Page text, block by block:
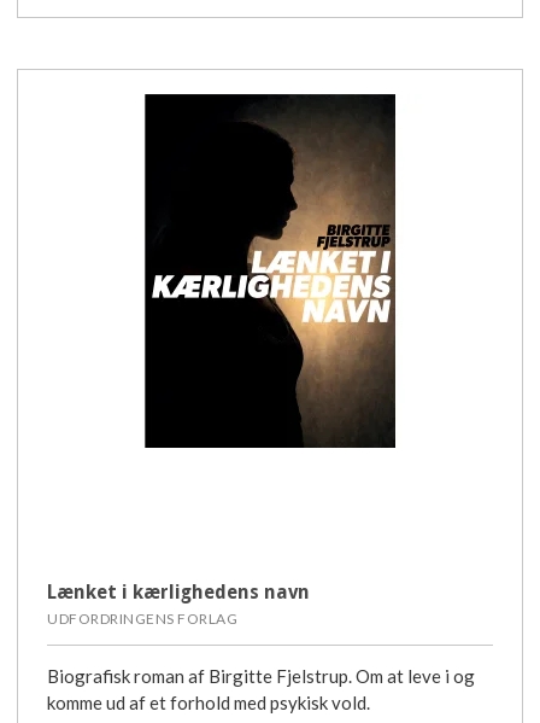
Lænket i kærlighedens navn
UDFORDRINGENS FORLAG
Biografisk roman af Birgitte Fjelstrup. Om at leve i og
komme ud af et forhold med psykisk vold.